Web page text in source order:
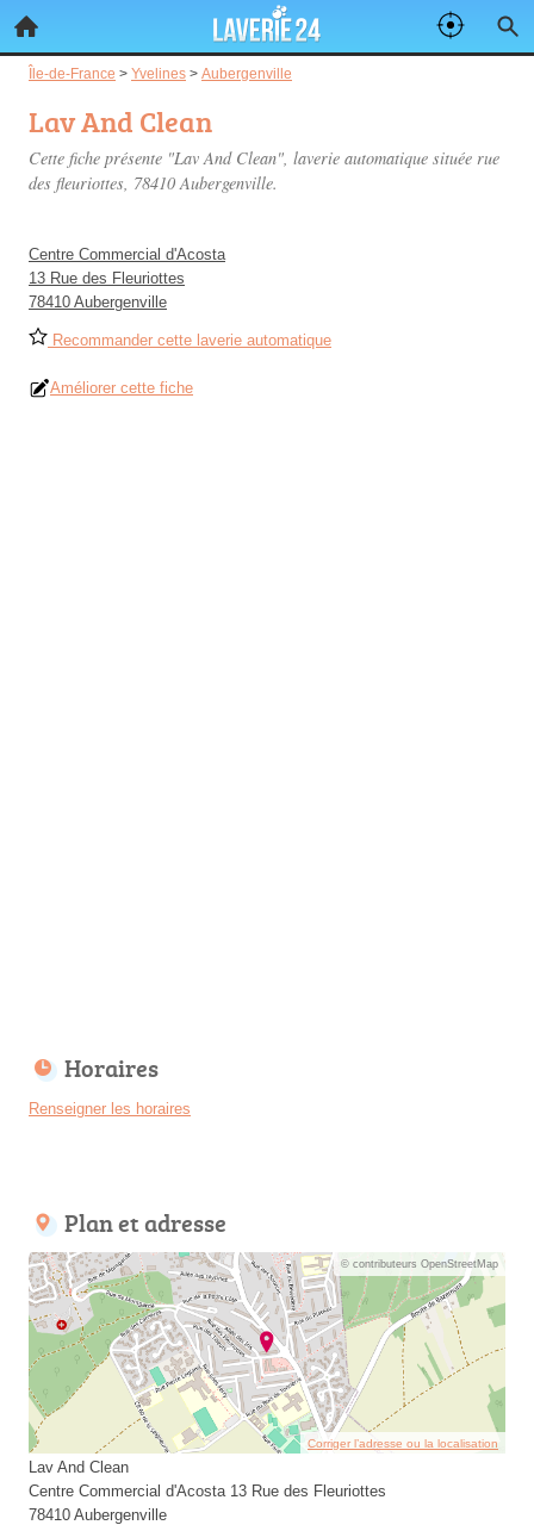
Île-de-France > Yvelines > Aubergenville
Lav And Clean
Cette fiche présente "Lav And Clean", laverie automatique située rue
des fleuriottes, 78410 Aubergenville.
Centre Commercial d'Acosta
13 Rue des Fleuriottes
78410 Aubergenville
Recommander cette laverie automatique
Améliorer cette fiche
Horaires
Renseigner les horaires
Plan et adresse
© contributeurs OpenStreetMap
Corriger l’adresse ou la localisation
Lav And Clean
Centre Commercial d'Acosta 13 Rue des Fleuriottes
78410 Aubergenville